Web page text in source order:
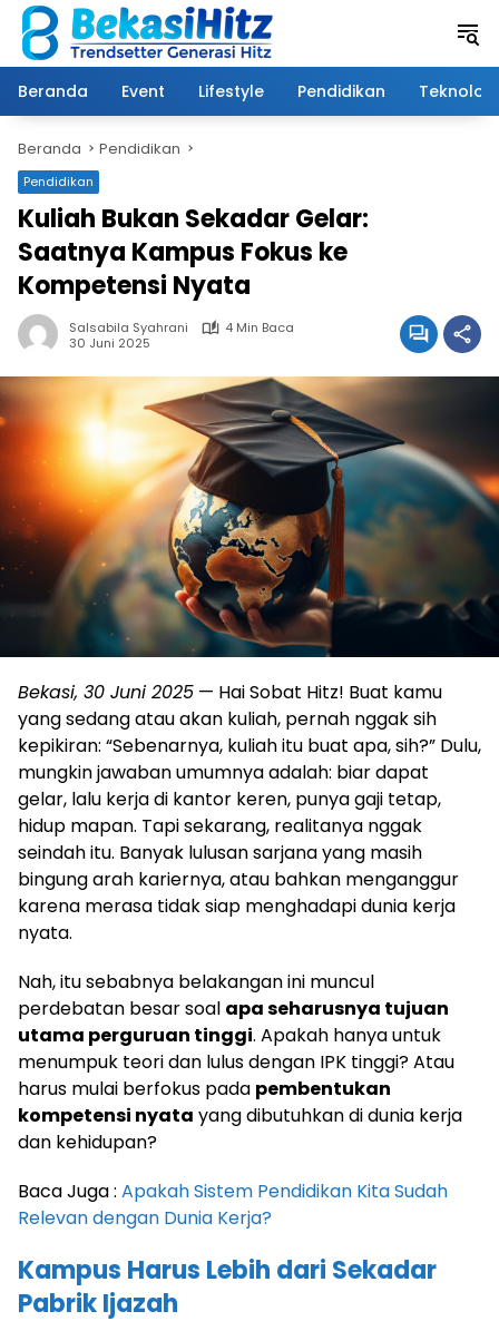
Langsung
konten
Beranda
Event Lifestyle Pendidikan Teknologi
Beranda Pendidikan
Pendidikan
Kuliah Bukan Sekadar Gelar:
Saatnya Kampus Fokus ke
Kompetensi Nyata
Salsabila Syahrani
4 Min Baca
30 Juni 2025
Bekasi, 30 Juni 2025 — Hai Sobat Hitz! Buat kamu
yang sedang atau akan kuliah, pernah nggak sih
kepikiran: “Sebenarnya, kuliah itu buat apa, sih?” Dulu,
mungkin jawaban umumnya adalah: biar dapat
gelar, lalu kerja di kantor keren, punya gaji tetap,
hidup mapan. Tapi sekarang, realitanya nggak
seindah itu. Banyak lulusan sarjana yang masih
bingung arah kariernya, atau bahkan menganggur
karena merasa tidak siap menghadapi dunia kerja
nyata.
Nah, itu sebabnya belakangan ini muncul
perdebatan besar soal apa seharusnya tujuan
utama perguruan tinggi. Apakah hanya untuk
menumpuk teori dan lulus dengan IPK tinggi? Atau
harus mulai berfokus pada pembentukan
kompetensi nyata yang dibutuhkan di dunia kerja
dan kehidupan?
Baca Juga : Apakah Sistem Pendidikan Kita Sudah
Relevan dengan Dunia Kerja?
Kampus Harus Lebih dari Sekadar
Pabrik Ijazah